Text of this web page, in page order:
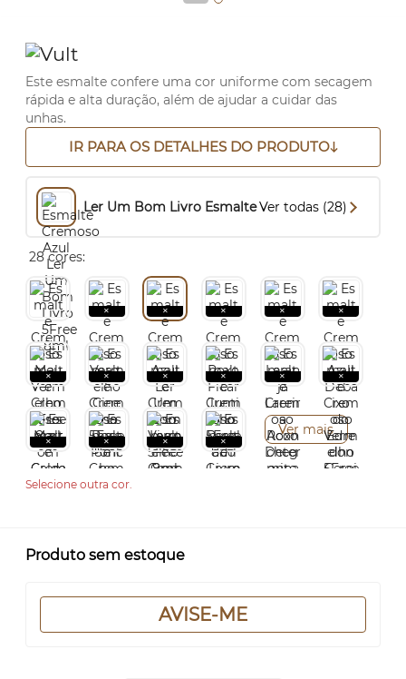
Este esmalte confere uma cor uniforme com secagem
rápida e alta duração, além de ajudar a cuidar das
unhas.
IR PARA OS DETALHES DO PRODUTO
Ler Um Bom Livro EsmalteVer todas (28)
28 cores:
Ver mais
Selecione outra cor.
Produto sem estoque
AVISE-ME